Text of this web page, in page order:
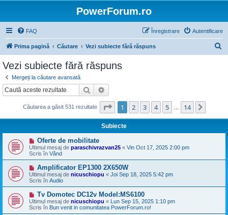
PowerForum.ro
FAQ Autentificare
Înregistrare
Prima pagină Căutare Vezi subiecte fără răspuns
e
Vezi subiecte fără răspuns
Mergeți la căutare avansată
Căutare
Căutarea a găsit 531 rezultate Pagina din 14
1 2 3 4 5 14
Subiecte
M
e
s
a
n
o
u
Oferte de mobilitate
Ultimul mesaj de paraschivrazvan25 « Vin Oct 17, 2025 2:00 pm
Scris în Vând
M
e
s
a
o
u
Amplificator EP1300 2X650W
Ultimul mesaj de nicuschiopu « Joi Sep 18, 2025 5:42 pm
Scris în Audio
M
e
s
a
Tv Domotec DC12v Model:MS6100
Ultimul mesaj de nicuschiopu « Lun Sep 15, 2025 1:10 pm
Scris în Bun venit in comunitatea PowerForum.ro!